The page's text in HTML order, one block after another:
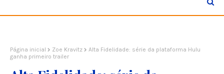
Página inicial Zoe Kravitz
Alta Fidelidade: série da plataforma Hulu
ganha primeiro trailer